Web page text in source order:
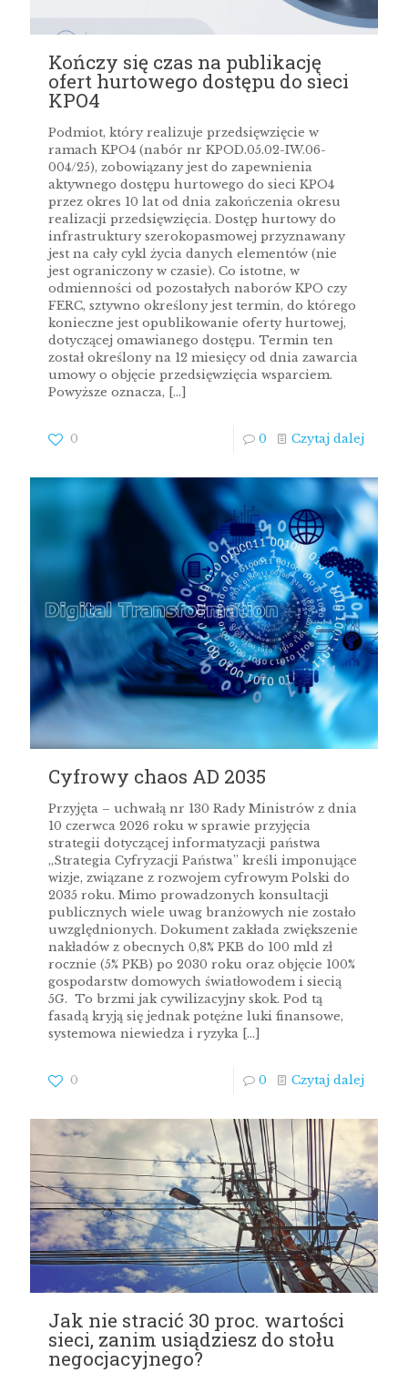
Kończy się czas na publikację
ofert hurtowego dostępu do sieci
KPO4
Podmiot, który realizuje przedsięwzięcie w
ramach KPO4 (nabór nr KPOD.05.02-IW.06-
004/25), zobowiązany jest do zapewnienia
aktywnego dostępu hurtowego do sieci KPO4
przez okres 10 lat od dnia zakończenia okresu
realizacji przedsięwzięcia. Dostęp hurtowy do
infrastruktury szerokopasmowej przyznawany
jest na cały cykl życia danych elementów (nie
jest ograniczony w czasie). Co istotne, w
odmienności od pozostałych naborów KPO czy
FERC, sztywno określony jest termin, do którego
konieczne jest opublikowanie oferty hurtowej,
dotyczącej omawianego dostępu. Termin ten
został określony na 12 miesięcy od dnia zawarcia
umowy o objęcie przedsięwzięcia wsparciem.
Powyższe oznacza, […]
0 0 Czytaj dalej
Cyfrowy chaos AD 2035
Przyjęta – uchwałą nr 130 Rady Ministrów z dnia
10 czerwca 2026 roku w sprawie przyjęcia
strategii dotyczącej informatyzacji państwa
„Strategia Cyfryzacji Państwa” kreśli imponujące
wizje, związane z rozwojem cyfrowym Polski do
2035 roku. Mimo prowadzonych konsultacji
publicznych wiele uwag branżowych nie zostało
uwzględnionych. Dokument zakłada zwiększenie
nakładów z obecnych 0,8% PKB do 100 mld zł
rocznie (5% PKB) po 2030 roku oraz objęcie 100%
gospodarstw domowych światłowodem i siecią
5G. To brzmi jak cywilizacyjny skok. Pod tą
fasadą kryją się jednak potężne luki finansowe,
systemowa niewiedza i ryzyka […]
0 0 Czytaj dalej
Jak nie stracić 30 proc. wartości
sieci, zanim usiądziesz do stołu
negocjacyjnego?